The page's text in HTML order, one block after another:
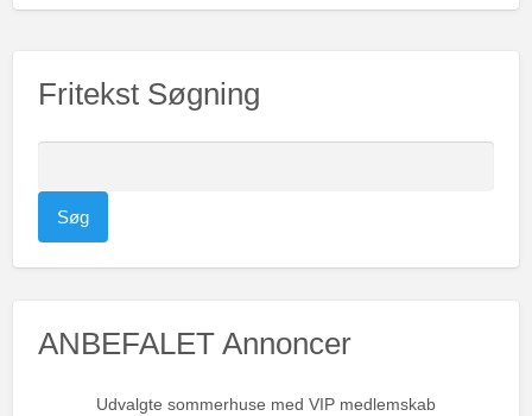
Fritekst Søgning
ø
e
e
ANBEFALET Annoncer
Udvalgte sommerhuse med VIP medlemskab